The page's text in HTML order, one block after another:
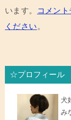
います。
コメン
ください。
☆プロフィール
犬
み